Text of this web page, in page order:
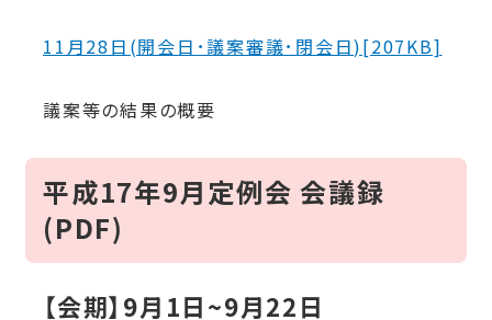
11月28日(開会日･議案審議･閉会日)[207KB]
議案等の結果の概要
平成17年9月定例会 会議録
(PDF)
【会期】9月1日~9月22日